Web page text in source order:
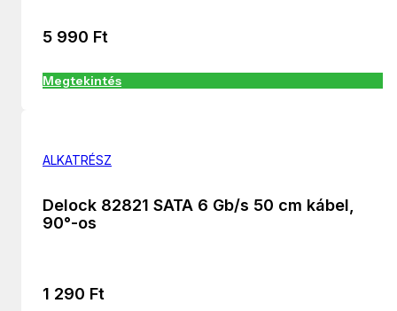
5 990 Ft
Megtekintés
ALKATRÉSZ
Delock 82821 SATA 6 Gb/s 50 cm kábel,
90°-os
1 290 Ft